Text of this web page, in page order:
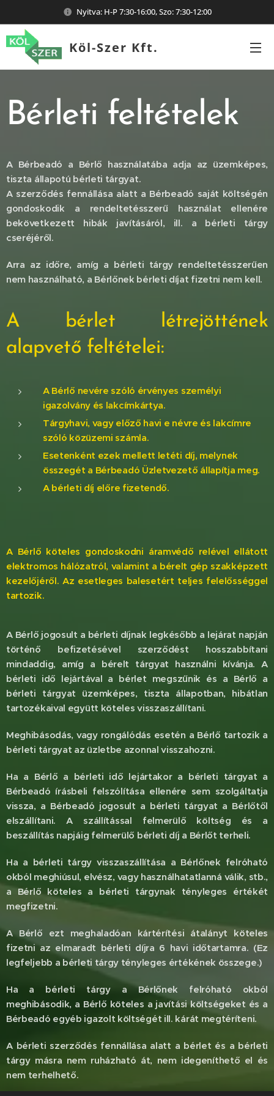
Nyitva: H-P 7:30-16:00, Szo: 7:30-12:00
Köl-Szer Kft.
Bérleti feltételek
A Bérbeadó a Bérlő használatába adja az üzemképes,
tiszta állapotú bérleti tárgyat.
A szerződés fennállása alatt a Bérbeadó saját költségén
gondoskodik a rendeltetésszerű használat ellenére
bekövetkezett hibák javításáról, ill. a bérleti tárgy
cseréjéről.
Arra az időre, amíg a bérleti tárgy rendeltetésszerűen
nem használható, a Bérlőnek bérleti díjat fizetni nem kell.
A bérlet létrejöttének
alapvető feltételei:
A Bérlő nevére szóló érvényes személyi
igazolvány és lakcímkártya.
Tárgyhavi, vagy előző havi e névre és lakcímre
szóló közüzemi számla.
Esetenként ezek mellett letéti díj, melynek
összegét a Bérbeadó Üzletvezető állapítja meg.
A bérleti díj előre fizetendő.
A Bérlő köteles gondoskodni áramvédő relével ellátott
elektromos hálózatról, valamint a bérelt gép szakképzett
kezelőjéről. Az esetleges balesetért teljes felelősséggel
tartozik.
A Bérlő jogosult a bérleti díjnak legkésőbb a lejárat napján
történő befizetésével szerződést hosszabbítani
mindaddig, amíg a bérelt tárgyat használni kívánja. A
bérleti idő lejártával a bérlet megszűnik és a Bérlő a
bérleti tárgyat üzemképes, tiszta állapotban, hibátlan
tartozékaival együtt köteles visszaszállítani.
Meghibásodás, vagy rongálódás esetén a Bérlő tartozik a
bérleti tárgyat az üzletbe azonnal visszahozni.
Ha a Bérlő a bérleti idő lejártakor a bérleti tárgyat a
Bérbeadó írásbeli felszólítása ellenére sem szolgáltatja
vissza, a Bérbeadó jogosult a bérleti tárgyat a Bérlőtől
elszállítani. A szállítással felmerülő költség és a
beszállítás napjáig felmerülő bérleti díj a Bérlőt terheli.
Ha a bérleti tárgy visszaszállítása a Bérlőnek felróható
okból meghiúsul, elvész, vagy használhatatlanná válik, stb.,
a Bérlő köteles a bérleti tárgynak tényleges értékét
megfizetni.
A Bérlő ezt meghaladóan kártérítési átalányt köteles
fizetni az elmaradt bérleti díjra 6 havi időtartamra. (Ez
legfeljebb a bérleti tárgy tényleges értékének összege.)
Ha a bérleti tárgy a Bérlőnek felróható okból
meghibásodik, a Bérlő köteles a javítási költségeket és a
Bérbeadó egyéb igazolt költségét ill. kárát megtéríteni.
A bérleti szerződés fennállása alatt a bérlet és a bérleti
tárgy másra nem ruházható át, nem idegeníthető el és
nem terhelhető.